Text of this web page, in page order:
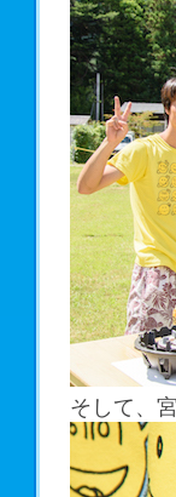
そして、